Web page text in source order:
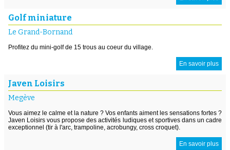
Golf miniature
Le Grand-Bornand
Profitez du mini-golf de 15 trous au coeur du village.
En savoir plus
Javen Loisirs
Megève
Vous aimez le calme et la nature ? Vos enfants aiment les sensations fortes ?
Javen Loisirs vous propose des activités ludiques et sportives dans un cadre
exceptionnel (tir à l'arc, trampoline, acrobungy, cross croquet).
En savoir plus